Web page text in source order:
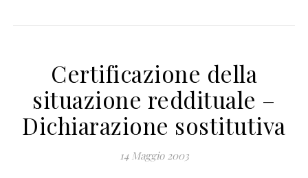
Certificazione della
situazione reddituale –
Dichiarazione sostitutiva
14 Maggio 2003